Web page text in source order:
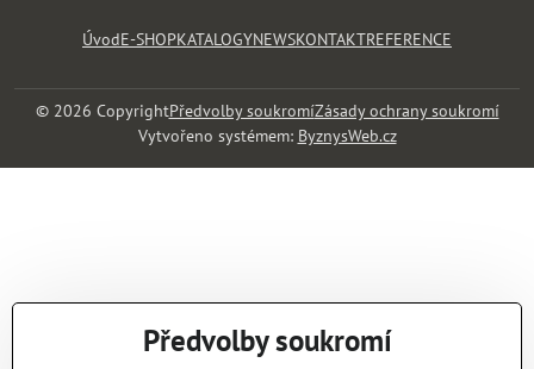
ÚvodE-SHOPKATALOGYNEWSKONTAKTREFERENCE
© 2026 CopyrightPředvolby soukromíZásady ochrany soukromí
Vytvořeno systémem: ByznysWeb.cz
Předvolby soukromí